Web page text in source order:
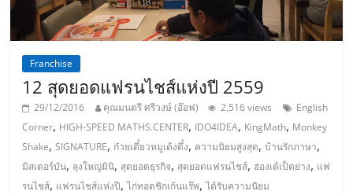
รน
ไชส์
ทำเล
สำหรับ
เปิด
ร้าน
ปรึกษา
ฟรี,
บริการ
Franchise
12 สุดยอดแฟรนไชส์แห่งปี 2559
29/12/2016 คุณมนตรี ศรีวงษ์ (อ๊อฟ) 2,516 views
English
Corner, HIGH-SPEED MATHS.CENTER, IDO4IDEA, KingMath, Monkey
Shake,SIGNATURE, ก๋วยเตี๋ยวหมูเด้งดึ๋ง, ความนิยมสูงสุด,บ้านรักภาษา,
มิสเตอร์บัน, ลุงใหญ่มินิ, สุดยอดธุรกิจ, สุดยอดแฟรนไชส์, ฮ่องเต้เป็ดย่าง, แฟ
รนไชส์, แฟรนไชส์แห่งปี,ไก่ทอดชิกเก้นแร๊พ,ได้รับความนิยม